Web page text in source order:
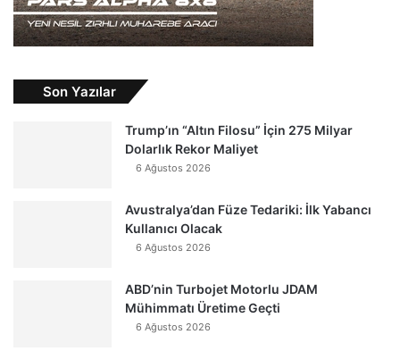
Son Yazılar
Trump’ın “Altın Filosu” İçin 275 Milyar
Dolarlık Rekor Maliyet
6 Ağustos 2026
Avustralya’dan Füze Tedariki: İlk Yabancı
Kullanıcı Olacak
6 Ağustos 2026
ABD’nin Turbojet Motorlu JDAM
Mühimmatı Üretime Geçti
6 Ağustos 2026